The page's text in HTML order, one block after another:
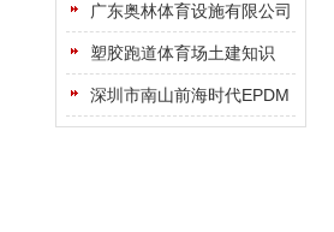
广东奥林体育设施有限公司
塑胶跑道体育场土建知识
深圳市南山前海时代EPDM